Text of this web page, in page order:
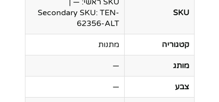
SKU
Secondary SKU: TEN-
62356-ALT
קטגוריה מתנות
מותג —
צבע —